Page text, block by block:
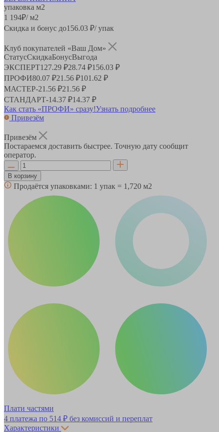
упаковка м2
1 194₽/ м2
Скидка и бонус до156.03 ₽/ упак
Клуб покупателей «Ваш Дом»
СтатусСкидкаБонусВыгода
ЭКСПЕРТ127.29 ₽28.74 ₽156.03 ₽
ПРОФИ80.07 ₽21.56 ₽101.62 ₽
МАСТЕР-21.56 ₽21.56 ₽
СТАНДАРТ-14.37 ₽14.37 ₽
Как стать «ПРОФИ» сразу!Узнать подробнее
Привезём
Привезём
Постараемся доставить быстрее. Точную дату сообщит
оператор.
В корзину
Продаётся упаковками: 1 упак = 1,720 м2
Плати частями
4 платежа по 514 ₽ без комиссий и переплат
Характеристики